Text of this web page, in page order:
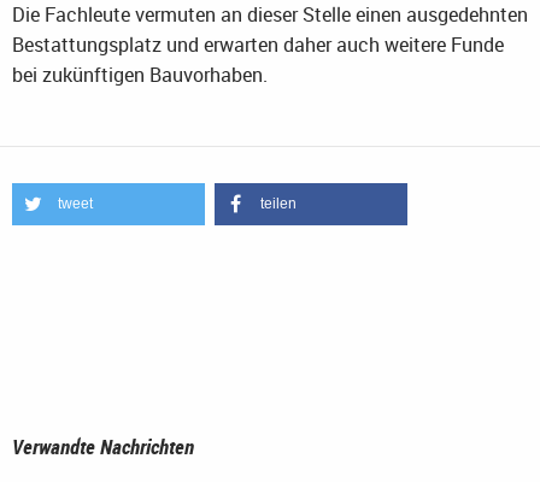
Die Fachleute vermuten an dieser Stelle einen ausgedehnten
Bestattungsplatz und erwarten daher auch weitere Funde
bei zukünftigen Bauvorhaben.
tweet teilen
Verwandte Nachrichten